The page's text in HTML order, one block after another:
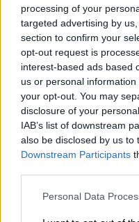
processing of your
targeted advertising by
section to confirm your
opt-out request is
interest-based ads based
us or personal
your opt-out. You may
disclosure of your
IAB’s list of downstream
also be disclosed by us to
Downstream Participants
Personal Data
Κρούσμα λοίμωξης από
Νείλου στους Γόννους –
ψεκασμός το βράδυ της
08/08/2026 , 10:18
Αυγερινός επανέρχεται
και Γρατσία: Πολιτική
παραπληροφόρηση και
επιθέσεις
Σήμερα Σάββατο στην